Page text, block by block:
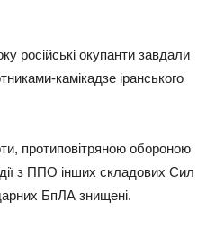
російські окупанти завдали
камікадзе іранського
протиповітряною обороною
з ППО інших складових Сил
БпЛА знищені.